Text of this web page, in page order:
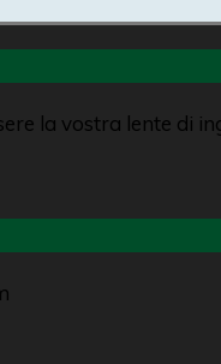
la vostra lente di